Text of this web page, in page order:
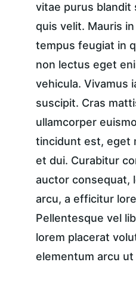
vitae purus blandit
quis velit. Mauris
tempus feugiat in
non lectus eget
vehicula. Vivamus
suscipit. Cras
ullamcorper
tincidunt est, eget
et dui. Curabitur
auctor consequat,
arcu, a efficitur
Pellentesque vel
lorem placerat
elementum arcu